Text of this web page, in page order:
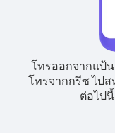
โทรออกจากแป้
โทรจากกรีซ ไป
ต่อไป